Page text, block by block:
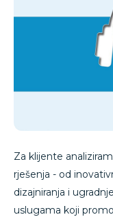
Za klijente
rješenja - od
dizajniranja i
uslugama koji